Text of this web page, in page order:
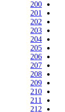
200
201
202
203
204
205
206
207
208
209
210
211
212